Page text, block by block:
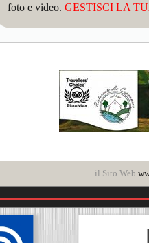
foto e video. GESTISCI LA
il Sito Web